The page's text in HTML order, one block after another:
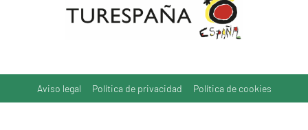
Aviso legal Política de privacidad Política de cookies